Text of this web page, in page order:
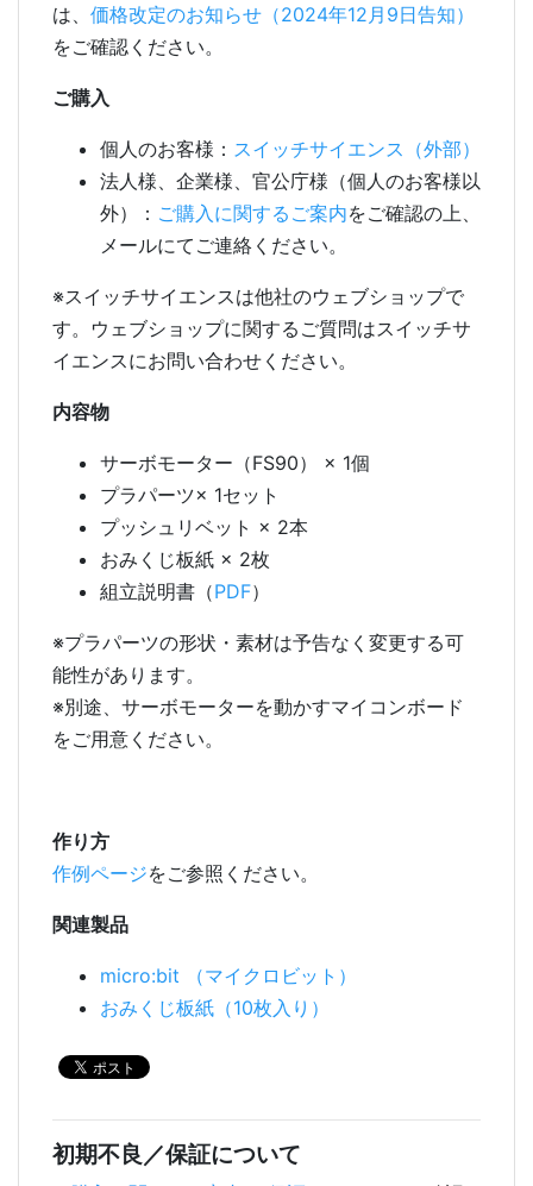
は、 価格改定のお知らせ（2024年12月9日告知）
をご確認ください。
ご購入
個人のお客様： スイッチサイエンス（外部）
法人様、企業様、官公庁様（個人のお客様以
外）： ご購入に関するご案内をご確認の上、
メールにてご連絡ください。
※スイッチサイエンスは他社のウェブショップで
す。ウェブショップに関するご質問はスイッチサ
イエンスにお問い合わせください。
内容物
サーボモーター（FS90） × 1個
プラパーツ× 1セット
プッシュリベット × 2本
おみくじ板紙 × 2枚
組立説明書（PDF）
※プラパーツの形状・素材は予告なく変更する可
能性があります。
※別途、サーボモーターを動かすマイコンボード
をご用意ください。
作り方
作例ページをご参照ください。
関連製品
micro:bit （マイクロビット）
おみくじ板紙（10枚入り）
初期不良／保証について